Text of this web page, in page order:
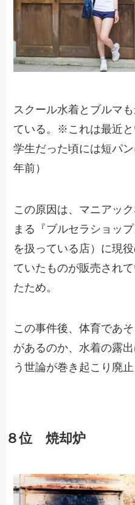
スクール水着とブルマ
ている。※これは最近
学生だった頃には短パ
年前）
この原因は、マニアッ
まる『ブルセラショッ
を扱っている店）に現
ていたものが販売され
たため。
この事件後、体育であ
があるのか、水着の露
う世論が巻き起こり廃止
８位 焼却炉